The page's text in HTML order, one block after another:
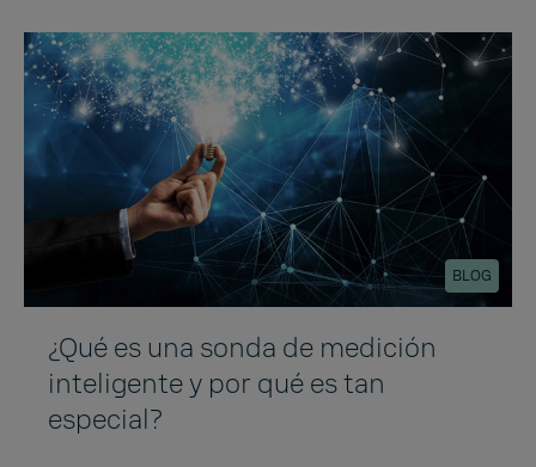
BLOG
¿Qué es una sonda de medición
inteligente y por qué es tan
especial?